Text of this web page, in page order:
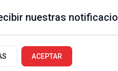
AR
nuestras
ACEPTAR